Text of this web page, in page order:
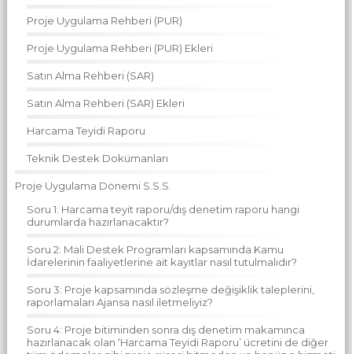
Proje Uygulama Rehberi (PUR)
Proje Uygulama Rehberi (PUR) Ekleri
Satın Alma Rehberi (SAR)
Satın Alma Rehberi (SAR) Ekleri
Harcama Teyidi Raporu
Teknik Destek Dokümanları
Proje Uygulama Dönemi S.S.S.
Soru 1: Harcama teyit raporu/dış denetim raporu hangi
durumlarda hazırlanacaktır?
Soru 2: Mali Destek Programları kapsamında Kamu
İdarelerinin faaliyetlerine ait kayıtlar nasıl tutulmalıdır?
Soru 3: Proje kapsamında sözleşme değişiklik taleplerini,
raporlamaları Ajansa nasıl iletmeliyiz?
Soru 4: Proje bitiminden sonra dış denetim makamınca
hazırlanacak olan ‘Harcama Teyidi Raporu’ ücretini de diğer